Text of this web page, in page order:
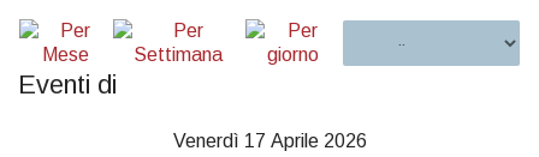
Eventi di
Venerdì 17 Aprile 2026